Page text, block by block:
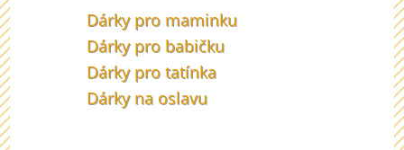
zahraničí
U nás najdete vždy ten správný dárek pro
dědečka. Ať má narozeniny nebo svátek, uděláte
mu radost dárkem od nás.
Dárky pro maminku
Dárky pro babičku
Dárky pro tatínka
Dárky na oslavu